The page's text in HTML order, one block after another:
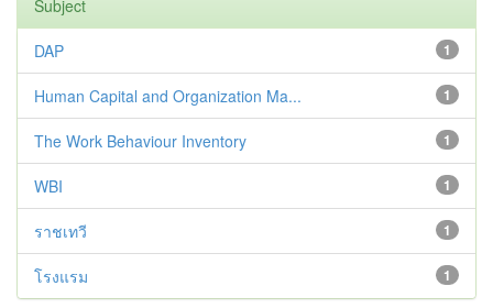
Subject
1
DAP
1
Human Capital and Organization Ma...
1
The Work Behaviour Inventory
1
WBI
1
ราชเทวี
1
โรงแรม